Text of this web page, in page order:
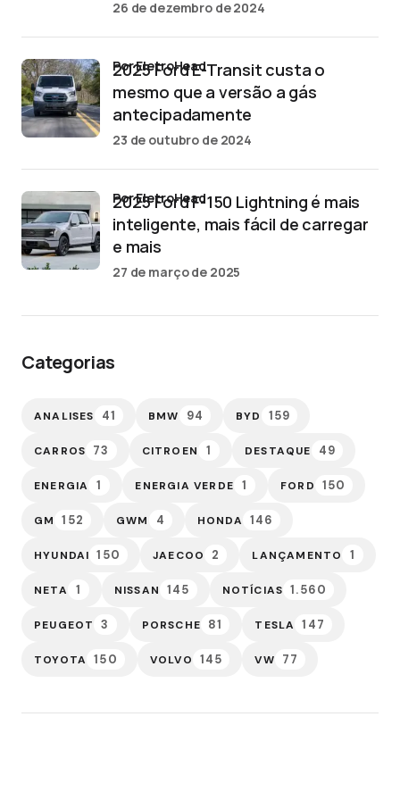
26 de dezembro de 2024
2025 Ford E-Transit custa o
mesmo que a versão a gás
antecipadamente
por EletroHead
23 de outubro de 2024
2025 Ford F-150 Lightning é mais
inteligente, mais fácil de carregar
e mais
por EletroHead
27 de março de 2025
Categorias
ANALISES 41 BMW 94 BYD 159
CARROS 73 CITROEN 1 DESTAQUE 49
ENERGIA 1 ENERGIA VERDE 1 FORD 150
GM 152 GWM 4 HONDA 146
HYUNDAI 150 JAECOO 2 LANÇAMENTO 1
NETA 1 NISSAN 145 NOTÍCIAS 1.560
PEUGEOT 3 PORSCHE 81 TESLA 147
TOYOTA 150 VOLVO 145 VW 77